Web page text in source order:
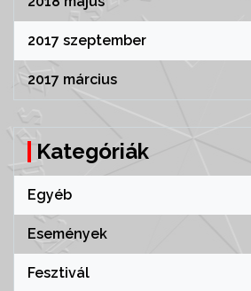
2017 szeptember
2017 március
Kategóriák
Egyéb
Események
Fesztivál